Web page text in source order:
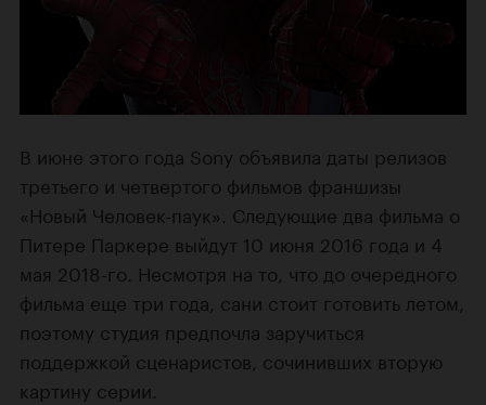
В июне этого года Sony объявила даты релизов
третьего и четвертого фильмов франшизы
«Новый Человек-паук». Следующие два фильма о
Питере Паркере выйдут 10 июня 2016 года и 4
мая 2018-го. Несмотря на то, что до очередного
фильма еще три года, сани стоит готовить летом,
поэтому студия предпочла заручиться
поддержкой сценаристов, сочинивших вторую
картину серии.